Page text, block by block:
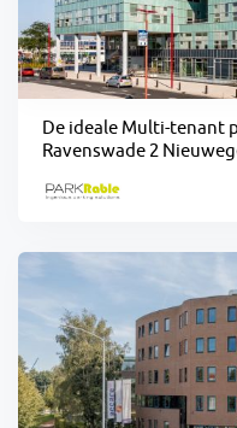
De ideale Multi-tenant
Ravenswade 2